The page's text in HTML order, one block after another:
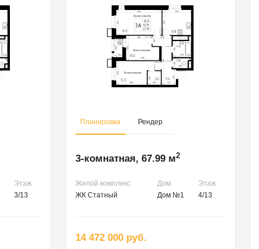
Этаж
3/13
Планировка Рендер
3-комнатная, 67.99 м2
Жилой комплекс Дом
Этаж
ЖК Статный
Дом №1 4/13
14 472 000 руб.